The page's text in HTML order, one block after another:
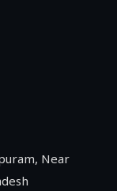
का
Near